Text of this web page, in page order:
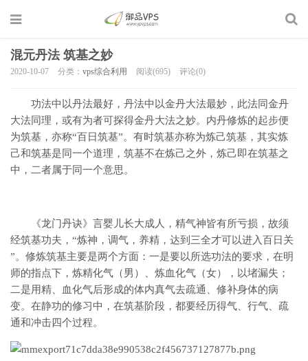
混元丹法 筑基之妙
2020-10-07 分类： vps综合利用 阅读(695) 评论(0)
功法中以丹法最好，丹法中以金丹大法最妙，此法同金丹
大法同理，或有为者可探得金丹大法之妙。内丹修炼的起步便
为筑基，亦称“百日筑基”。有时筑基亦称为炼己筑基，其实炼
己和筑基是同一个道理，筑基不在炼己之外，炼己即在筑基之
中，二者属于同一个意思。
《龙门丹诀》言婴儿长大成人，精气神皆有所亏损，故须
经筑基功夫，“炼神，调气，养精，达到三全才可以进入百日关
”。修炼筑基主要是两个方面：一是要以所选功法的要求，在明
师的指点下，炼精化气（男）、炼血化气（女），以堵漏失；
二是用精、血化气后形成的体内真气去疏通、修补身体的病
变。在静功的修习中，在筑基阶段，都要经历得气、行气、疏
通和冲击四个过程。